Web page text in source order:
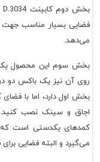
فضایی بسیار مناسب جهت
می‌دهد.
بخش سوم این محصول یک
روی آن نیز یک باکس دو
بخش اول دارد، اما با
کمدهای یکدستی است که
می‌گیرد و البته فضایی